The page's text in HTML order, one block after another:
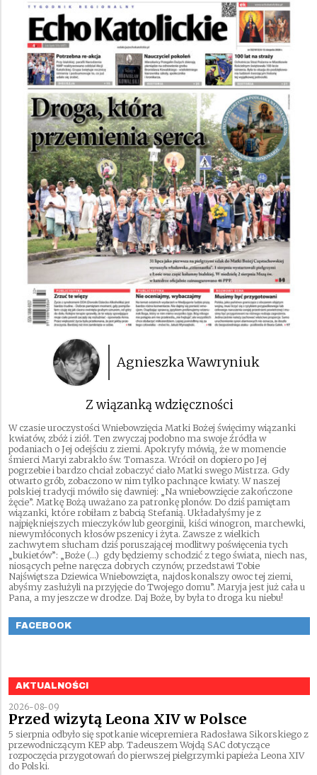
Agnieszka Wawryniuk
Z wiązanką wdzięczności
W czasie uroczystości Wniebowzięcia Matki Bożej święcimy wiązanki
kwiatów, zbóż i ziół. Ten zwyczaj podobno ma swoje źródła w
podaniach o Jej odejściu z ziemi. Apokryfy mówią, że w momencie
śmierci Maryi zabrakło św. Tomasza. Wrócił on dopiero po Jej
pogrzebie i bardzo chciał zobaczyć ciało Matki swego Mistrza. Gdy
otwarto grób, zobaczono w nim tylko pachnące kwiaty. W naszej
polskiej tradycji mówiło się dawniej: „Na wniebowzięcie zakończone
żęcie”. Matkę Bożą uważano za patronkę plonów. Do dziś pamiętam
wiązanki, które robiłam z babcią Stefanią. Układałyśmy je z
najpiękniejszych mieczyków lub georginii, kiści winogron, marchewki,
niewymłóconych kłosów pszenicy i żyta. Zawsze z wielkich
zachwytem słucham dziś poruszającej modlitwy poświęcenia tych
„bukietów”: „Boże (…) gdy będziemy schodzić z tego świata, niech nas,
niosących pełne naręcza dobrych czynów, przedstawi Tobie
Najświętsza Dziewica Wniebowzięta, najdoskonalszy owoc tej ziemi,
abyśmy zasłużyli na przyjęcie do Twojego domu”. Maryja jest już cała u
Pana, a my jeszcze w drodze. Daj Boże, by była to droga ku niebu!
FACEBOOK
AKTUALNOŚCI
2026-08-09
Przed wizytą Leona XIV w Polsce
5 sierpnia odbyło się spotkanie wicepremiera Radosława Sikorskiego z
przewodniczącym KEP abp. Tadeuszem Wojdą SAC dotyczące
rozpoczęcia przygotowań do pierwszej pielgrzymki papieża Leona XIV
do Polski.